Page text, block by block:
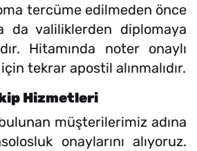
tercüme edilmeden önce
da valiliklerden diplomaya
Hitamında noter onaylı
tekrar apostil alınmalıdır.
Hizmetleri
müşterilerimiz adına
onaylarını alıyoruz.